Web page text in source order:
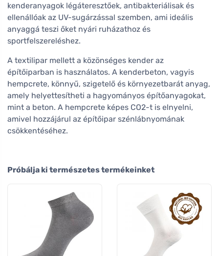
kenderanyagok légáteresztőek, antibakteriálisak és
ellenállóak az UV-sugárzással szemben, ami ideális
anyaggá teszi őket nyári ruházathoz és
sportfelszereléshez.
A textilipar mellett a közönséges kender az
építőiparban is használatos. A kenderbeton, vagyis
hempcrete, könnyű, szigetelő és környezetbarát anyag,
amely helyettesítheti a hagyományos építőanyagokat,
mint a beton. A hempcrete képes CO2-t is elnyelni,
amivel hozzájárul az építőipar szénlábnyomának
csökkentéséhez.
Próbálja ki természetes termékeinket